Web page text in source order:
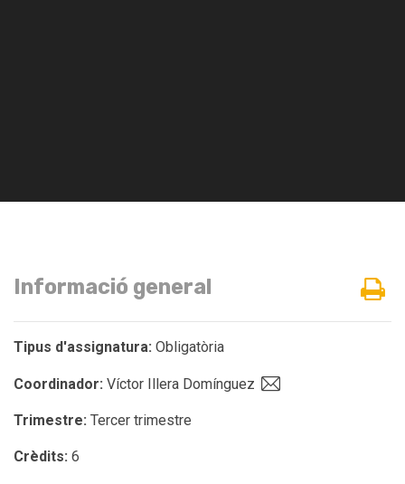
Informació general
Tipus d'assignatura: Obligatòria
Coordinador: Víctor Illera Domínguez
Trimestre: Tercer trimestre
Crèdits: 6